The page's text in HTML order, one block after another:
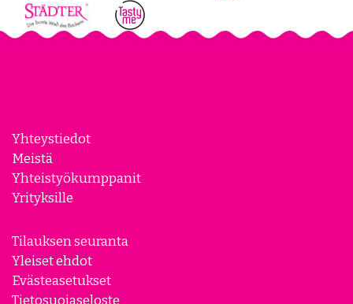
Yhteystiedot
Meistä
Yhteistyökumppanit
Yrityksille
Tilauksen seuranta
Yleiset ehdot
Evästeasetukset
Tietosuojaseloste